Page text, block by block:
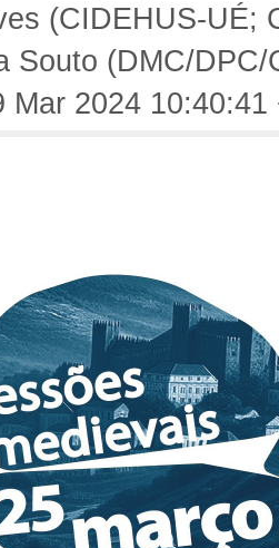
(CIDEHUS-UÉ;
Souto (DMC/DPC/
2024 10:40:41